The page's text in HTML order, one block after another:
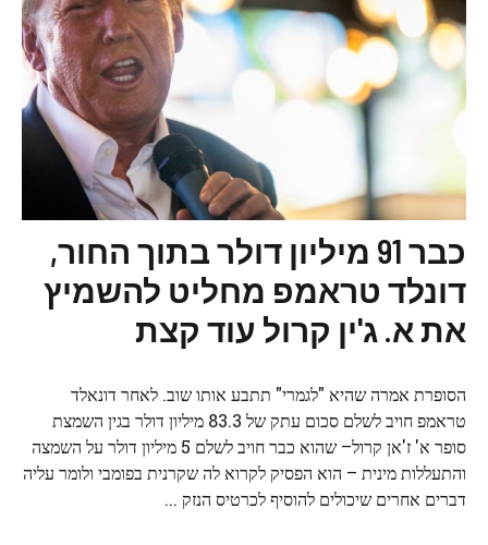
כבר 91 מיליון דולר בתוך החור,
דונלד טראמפ מחליט להשמיץ
את א. ג'ין קרול עוד קצת
הסופרת אמרה שהיא "לגמרי" תתבע אותו שוב. לאחר דונאלד
טראמפ חויב לשלם סכום עתק של 83.3 מיליון דולר בגין השמצת
סופר א' ז'אן קרול– שהוא כבר חויב לשלם 5 מיליון דולר על השמצה
והתעללות מינית – הוא הפסיק לקרוא לה שקרנית בפומבי ולומר עליה
דברים אחרים שיכולים להוסיף לכרטיס הנזק ...